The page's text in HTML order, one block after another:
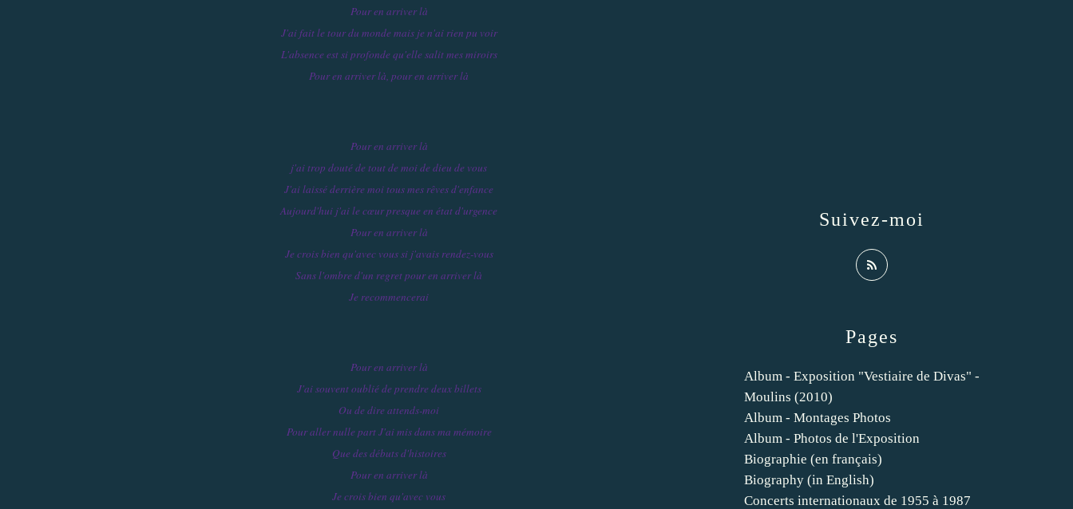
Pour en arriver là
J'ai fait le tour du monde mais je n'ai rien pu voir
L'absence est si profonde qu'elle salit mes miroirs
Pour en arriver là, pour en arriver là
Pour en arriver là
j'ai trop douté de tout de moi de dieu de vous
J'ai laissé derrière moi tous mes rêves d'enfance
Aujourd'hui j'ai le cœur presque en état d'urgence
Pour en arriver là
Je crois bien qu'avec vous si j'avais rendez-vous
Sans l'ombre d'un regret pour en arriver là
Je recommencerai
Pour en arriver là
J'ai souvent oublié de prendre deux billets
Ou de dire attends-moi
Pour aller nulle part J'ai mis dans ma mémoire
Que des débuts d'histoires
Pour en arriver là
Je crois bien qu'avec vous
Pages
Album - Exposition "Vestiaire de Divas" -
Moulins (2010)
Album - Montages Photos
Album - Photos de l'Exposition
Biographie (en français)
Biography (in English)
Concerts internationaux de 1955 à 1987
Suivez-moi